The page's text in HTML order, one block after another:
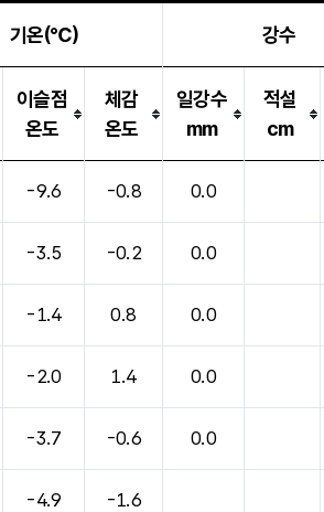
기온(℃) 강수
이슬점
온도
체감
온도
일강수
mm
적설
cm
-9.6 -0.8 0.0
-3.5 -0.2 0.0
-1.4 0.8 0.0
-2.0 1.4 0.0
-3.7 -0.6 0.0
-4.9 -1.6